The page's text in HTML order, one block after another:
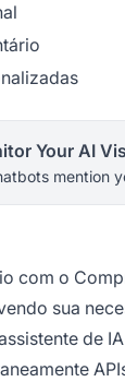
Your AI
mention
com o
sua
de